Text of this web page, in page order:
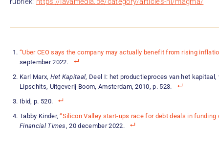
“Uber CEO says the company may actually benefit from rising
september 2022.
Karl Marx, Het Kapitaal, Deel I: het productieproces van het kapitaal,
Lipschits, Uitgeverij Boom, Amsterdam, 2010, p. 523.
Ibid, p. 520.
Tabby Kinder,“Silicon Valley start-ups race for debt deals in funding
Financial Times, 20 december 2022.